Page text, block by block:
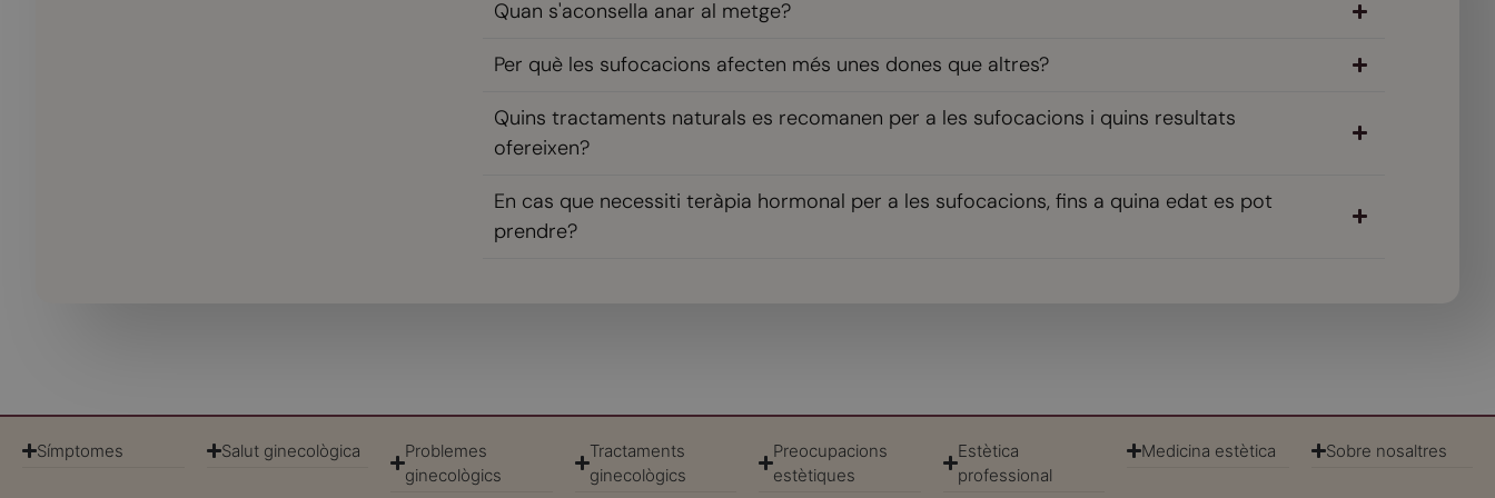
Quan s'aconsella anar al metge?
Per què les sufocacions afecten més unes dones que altres?
Quins tractaments naturals es recomanen per a les sufocacions i quins resultats
ofereixen?
En cas que necessiti teràpia hormonal per a les sufocacions, fins a quina edat es pot
prendre?
Símptomes Salut ginecològica
Problemes
ginecològics
Tractaments
ginecològics
Preocupacions
estètiques
Estètica
professional
Medicina estètica Sobre nosaltres